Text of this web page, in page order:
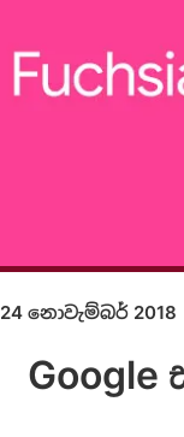
24 නොවැම්බර් 2018